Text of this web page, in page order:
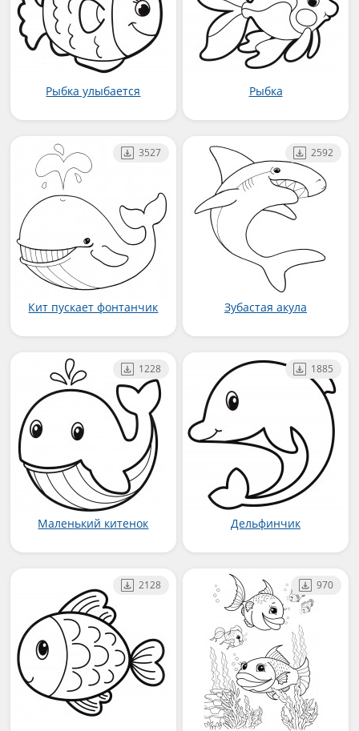
Рыбка улыбается Рыбка
Кит пускает фонтанчик
3527
Зубастая акула
2592
Маленький китенок
1228
Дельфинчик
1885
2128 970